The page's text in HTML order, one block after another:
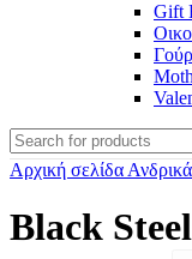
Gift
Αρχική σελίδα
Black Steel